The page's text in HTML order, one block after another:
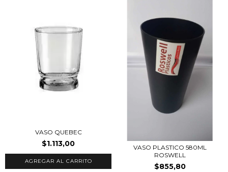
VASO QUEBEC
$1.113,00
VASO PLASTICO 580ML
ROSWELL
$855,80